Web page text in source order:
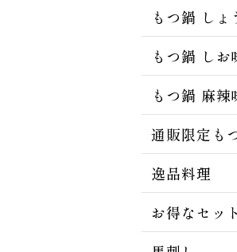
もつ鍋 しょ
もつ鍋 しお
もつ鍋 麻辣
通販限定も
逸品料理
お得なセット